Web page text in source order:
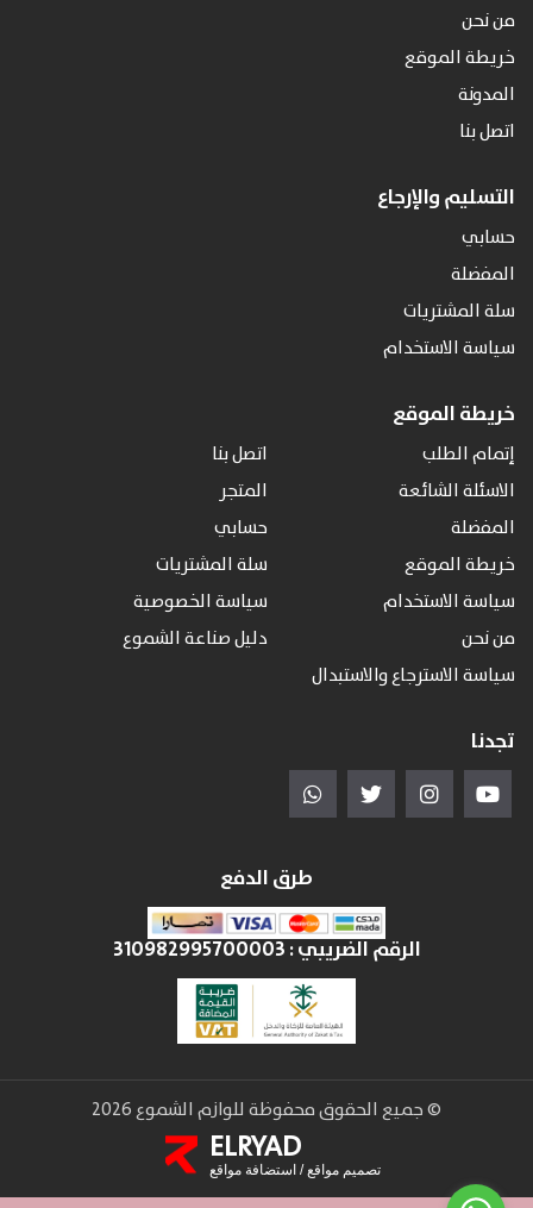
من نحن
خريطة الموقع
المدونة
اتصل بنا
التسليم والإرجاع
حسابي
المفضلة
سلة المشتريات
سياسة الاستخدام
خريطة الموقع
إتمام الطلب
اتصل بنا
الاسئلة الشائعة
المتجر
المفضلة
حسابي
خريطة الموقع
سلة المشتريات
سياسة الاستخدام
سياسة الخصوصية
من نحن
دليل صناعة الشموع
سياسة الاسترجاع والاستبدال
تجدنا
طرق الدفع
الرقم الضريبي :310982995700003
© جميع الحقوق محفوظة للوازم الشموع 2026
ELRYADتصميم مواقع/ استضافة مواقع